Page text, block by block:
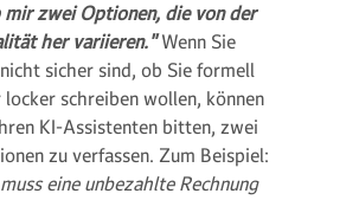
mir zwei Optionen, die von der
her variieren."Wenn Sie
sicher sind, ob Sie formell
locker schreiben wollen, können
KI-Assistenten bitten, zwei
zu verfassen. Zum Beispiel:
eine unbezahlte Rechnung